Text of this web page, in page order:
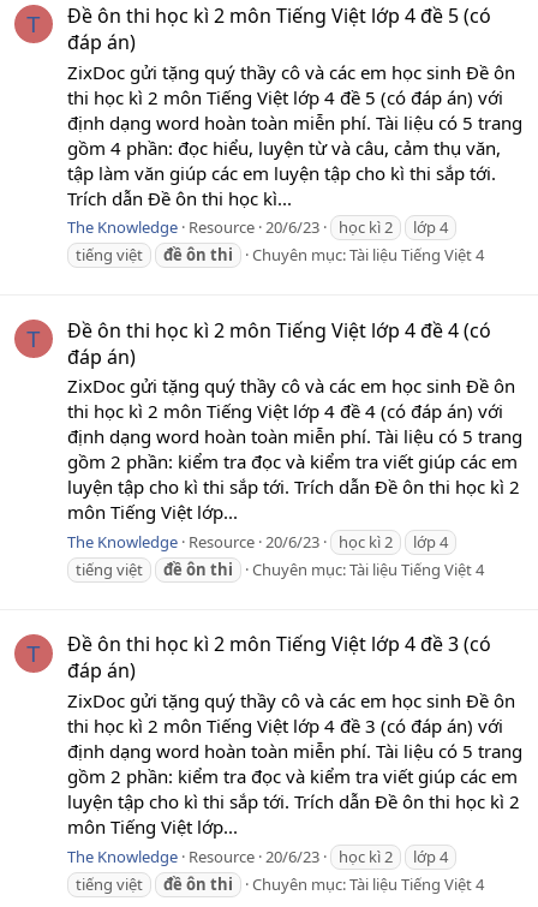
T
Đề ôn thi học kì 2 môn Tiếng Việt lớp 4 đề 5 (có
đáp án)
ZixDoc gửi tặng quý thầy cô và các em học sinh Đề ôn
thi học kì 2 môn Tiếng Việt lớp 4 đề 5 (có đáp án) với
định dạng word hoàn toàn miễn phí. Tài liệu có 5 trang
gồm 4 phần: đọc hiểu, luyện từ và câu, cảm thụ văn,
tập làm văn giúp các em luyện tập cho kì thi sắp tới.
Trích dẫn Đề ôn thi học kì...
The Knowledge Resource 20/6/23 học kì 2
lớp 4
tiếng việt
đề ôn thi Chuyên mục:Tài liệu Tiếng Việt 4
T
Đề ôn thi học kì 2 môn Tiếng Việt lớp 4 đề 4 (có
đáp án)
ZixDoc gửi tặng quý thầy cô và các em học sinh Đề ôn
thi học kì 2 môn Tiếng Việt lớp 4 đề 4 (có đáp án) với
định dạng word hoàn toàn miễn phí. Tài liệu có 5 trang
gồm 2 phần: kiểm tra đọc và kiểm tra viết giúp các em
luyện tập cho kì thi sắp tới. Trích dẫn Đề ôn thi học kì 2
môn Tiếng Việt lớp...
The Knowledge Resource 20/6/23 học kì 2
lớp 4
tiếng việt
đề ôn thi Chuyên mục:Tài liệu Tiếng Việt 4
T
Đề ôn thi học kì 2 môn Tiếng Việt lớp 4 đề 3 (có
đáp án)
ZixDoc gửi tặng quý thầy cô và các em học sinh Đề ôn
thi học kì 2 môn Tiếng Việt lớp 4 đề 3 (có đáp án) với
định dạng word hoàn toàn miễn phí. Tài liệu có 5 trang
gồm 2 phần: kiểm tra đọc và kiểm tra viết giúp các em
luyện tập cho kì thi sắp tới. Trích dẫn Đề ôn thi học kì 2
môn Tiếng Việt lớp...
The Knowledge Resource 20/6/23 học kì 2
lớp 4
tiếng việt
đề ôn thi Chuyên mục:Tài liệu Tiếng Việt 4